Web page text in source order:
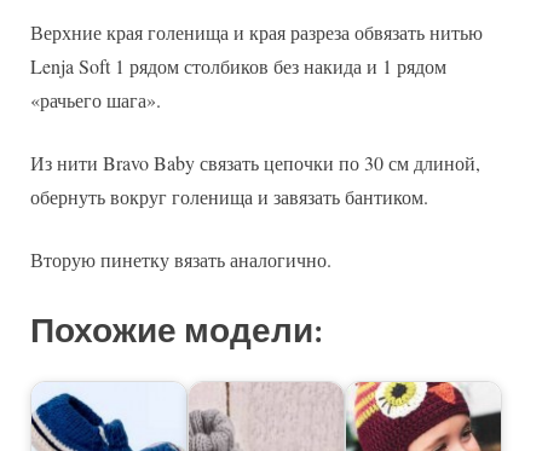
Верхние края голенища и края разреза обвязать нитью
Lenja Soft 1 рядом столбиков без накида и 1 рядом
«рачьего шага».
Из нити Bravo Baby связать цепочки по 30 см длиной,
обернуть вокруг голенища и завязать бантиком.
Вторую пинетку вязать аналогично.
Похожие модели: